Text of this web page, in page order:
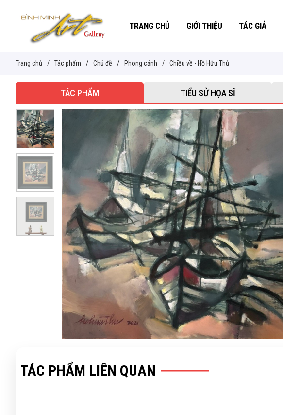
TRANG CHỦ GIỚI THIỆU TÁC GIẢ
Trang chủ / Tác phẩm / Chủ đề / Phong cảnh / Chiều về - Hồ Hữu Thủ
TÁC PHẨM TIỂU SỬ HỌA SĨ
TÁC PHẨM LIÊN QUAN